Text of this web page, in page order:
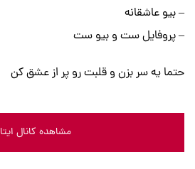
– بیو عاشقانه
– پروفایل ست و بیو ست
حتما یه سر بزن و قلبت رو پر از عشق کن
مشاهده کانال ایتا